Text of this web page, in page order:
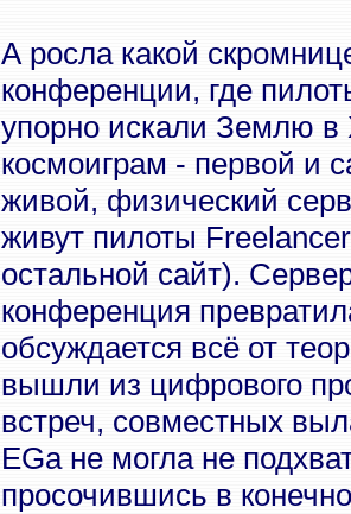
А росла какой
конференции, где
упорно искали Землю в
космоиграм - первой и
живой, физический
живут пилоты
остальной сайт).
конференция
обсуждается всё от
вышли из цифрового
встреч, совместных
EGа не могла не
просочившись в